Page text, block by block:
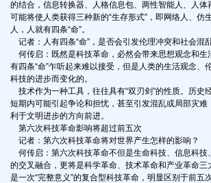
的结合，信息转换器、人格信息包、两性智能人、人体
可能将使人类获得三种新的“生存形式”，即网络人、仿
人，人就有四条“命”。
记者：人有四条“命”，是否会引发伦理冲突和社会混
何传启：既然是科技革命，必然会带来思想观念和生
有四条“命”乍听起来难以接受，但是人类的生活观念、
科技的进步而变化的。
技术作为一种工具，往往具有“双刃剑”的性质。历史
短期内可能引起争论和担忧，甚至引发混乱或局部灾难
利于文明进步的方向前进。
第六次科技革命影响将超过前五次
记者：第六次科技革命将对世界产生怎样的影响？
何传启：第六次科技革命不但是生命科技、信息科技
的交叉融合，更将是科学革命、技术革命和产业革命三
是一次“完整意义”的复合型科技革命，明显区别于前五